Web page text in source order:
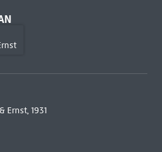
Ernst, 1931